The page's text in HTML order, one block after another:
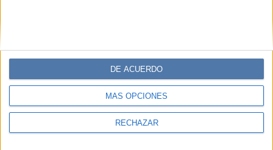
MÁS OPCIONES
RECHAZAR
DE ACUERDO
Diario Perfil Caras Noticias
Fortuna
Hombre
Weekend Parabrisas
Supercampo
Lunateen